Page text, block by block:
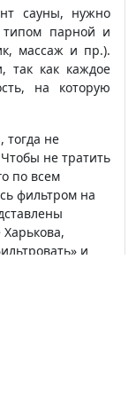
сауны, нужно
типом парной и
массаж и пр.).
так как каждое
на которую
тогда не
не тратить
по всем
фильтром на
и